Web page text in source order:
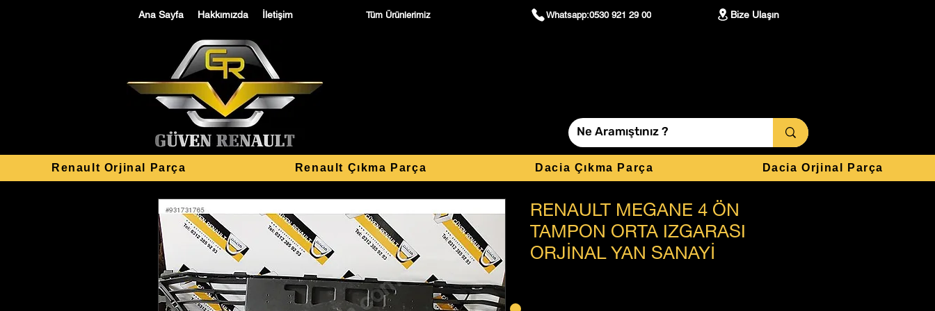
Ana Sayfa Hakkımızda İletişim Tüm Ürünlerimiz Whatsapp:0530 921 29 00 Bize Ulaşın
Renault Orjinal Parça Renault Çıkma Parça Dacia Çıkma Parça Dacia Orjinal Parça
RENAULT MEGANE 4 ÖN
TAMPON ORTA IZGARASI
ORJİNAL YAN SANAYİ